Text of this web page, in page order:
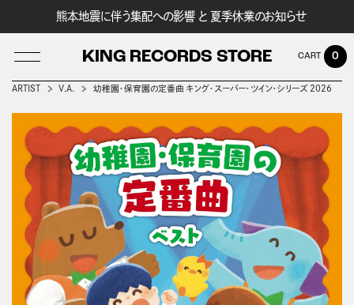
熊本地震に伴う集配への影響 と 夏季休業のお知らせ
KING RECORDS STORE
LOG IN
0
ARTIST V.A. 幼稚園・保育園の定番曲 キング・スーパー・ツイン・シリーズ 2026